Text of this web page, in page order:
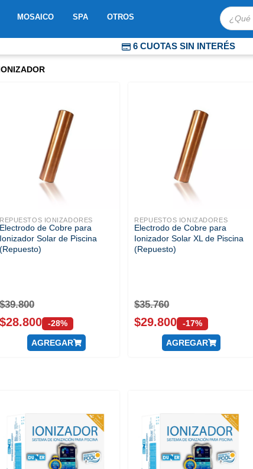
ABRIR ROBOTS
MOSAICO ABRIR MOSAICO
SPA ABRIR SPA
OTROS
Búsqueda
de
6 CUOTAS SIN INTERÉS
REPUESTOS IONIZADORES
Electrodo de Cobre para
Ionizador Solar de Piscina
(Repuesto)
$39.800
$28.800 -28%
AGREGAR
REPUESTOS IONIZADORES
Electrodo de Cobre para
Ionizador Solar XL de Piscina
(Repuesto)
$35.760
$29.800 -17%
AGREGAR